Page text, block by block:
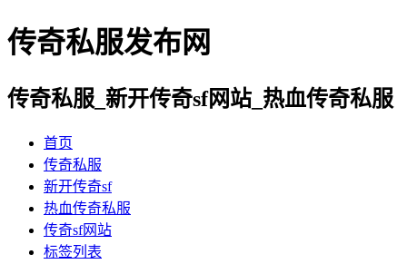
传奇私服发布网
传奇私服_新开传奇sf网站_热血传奇私服
首页
传奇私服
新开传奇sf
热血传奇私服
传奇sf网站
标签列表